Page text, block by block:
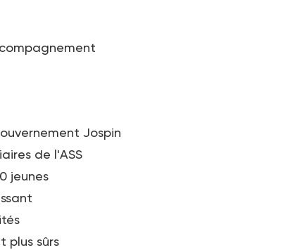
Jospin
de l'ASS
jeunes
plus sûrs